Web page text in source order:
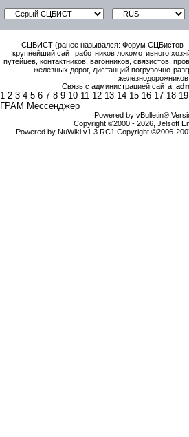
СЦБИСТ (ранее назывался: Форум СЦБистов -
крупнейший сайт работников локомотивного
путейцев, контактников, вагонников, связистов,
железных дорог, дистанций погрузочно-
железнодорожников.
Связь с администрацией сайта:
1 2 3 4 5 6 7 8 9 10 11 12 13 14 15 16 17 18 19
ГРАМ Мессенджер
Powered by vBulletin®
Copyright ©2000 - 2026, Jelsoft
Powered by NuWiki v1.3 RC1 Copyright ©2006-